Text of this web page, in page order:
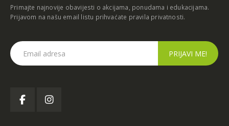
Primajte najnovije obavijesti o akcijama, ponudama i edukacijama.
Prijavom na našu email listu prihvaćate pravila privatnosti.